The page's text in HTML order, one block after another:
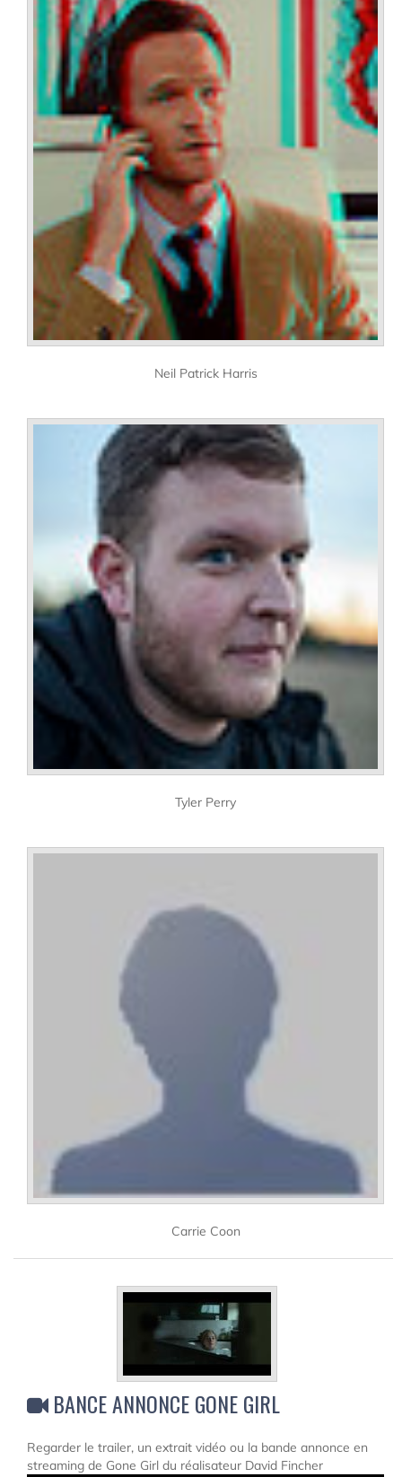
Neil Patrick Harris
Tyler Perry
Carrie Coon
BANCE ANNONCE GONE GIRL
Regarder le trailer, un extrait vidéo ou la bande annonce en
streaming de Gone Girl du réalisateur David Fincher